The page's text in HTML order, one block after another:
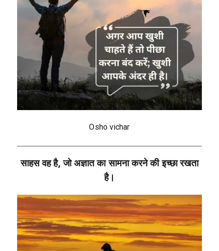
Osho vichar
साहस वह है, जो अज्ञात का सामना करने की इच्छा रखता
है।